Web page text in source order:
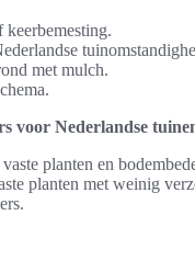
keerbemesting.
met mulch.
voor Nederlandse
planten en
planten met weinig